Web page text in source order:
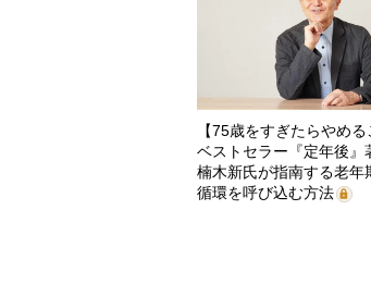
【75歳をすぎたらやめる
ベストセラー『定年後』
楠木新氏が指南する老年
循環を呼び込む方法